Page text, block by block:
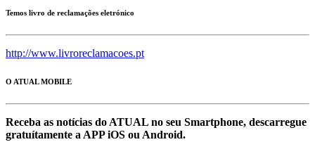
Temos livro de reclamações eletrónico
http://www.livroreclamacoes.pt
O ATUAL MOBILE
Receba as notícias do ATUAL no seu Smartphone, descarregue
gratuítamente a APP iOS ou Android.